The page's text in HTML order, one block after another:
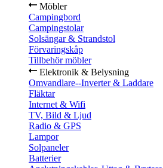
Möbler
Campingbord
Campingstolar
Solsängar & Strandstol
Förvaringskåp
Tillbehör möbler
Elektronik & Belysning
Omvandlare--Inverter & Laddare
Fläktar
Internet & Wifi
TV, Bild & Ljud
Radio & GPS
Lampor
Solpaneler
Batterier